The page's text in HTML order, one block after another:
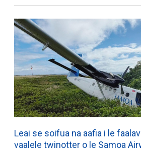
Leai se soifua na aafia i le
vaalele twinotter o le Samoa